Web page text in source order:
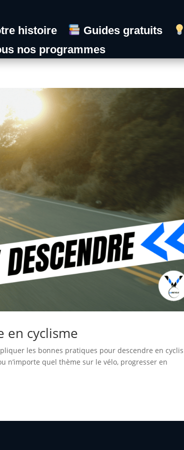
histoire
Guides gratuits
nos programmes
en cyclisme
les bonnes pratiques pour descendre en
n’importe quel thème sur le vélo, progresser en